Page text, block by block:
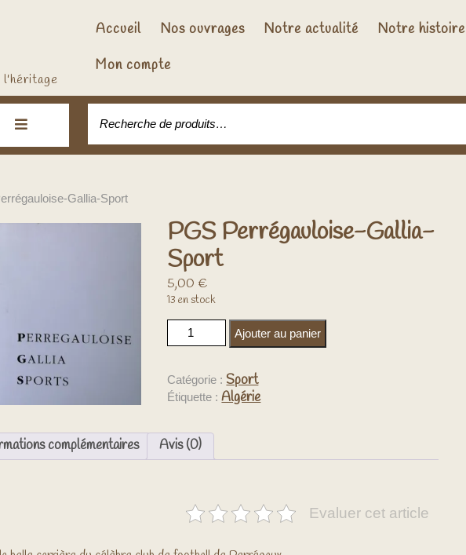
l'héritage
Accueil Nos ouvrages Notre actualité Notre histoire
Mon compte
Gallia-Sport
PGS Perrégauloise-Gallia-
Sport
5,00 €
13 en stock
quantité de PGS Perrégauloise-Gallia-Sport
Ajouter au panier
Catégorie : Sport
Étiquette :Algérie
complémentaires Avis (0)
Evaluer cet article